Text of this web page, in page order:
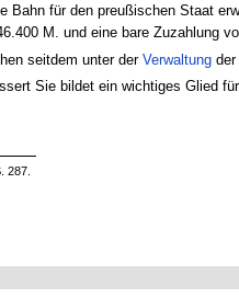
Bahn für den preußischen Staat
M. und eine bare Zuzahlung
seitdem unter der Verwaltungder
Sie bildet ein wichtiges Glied
287.